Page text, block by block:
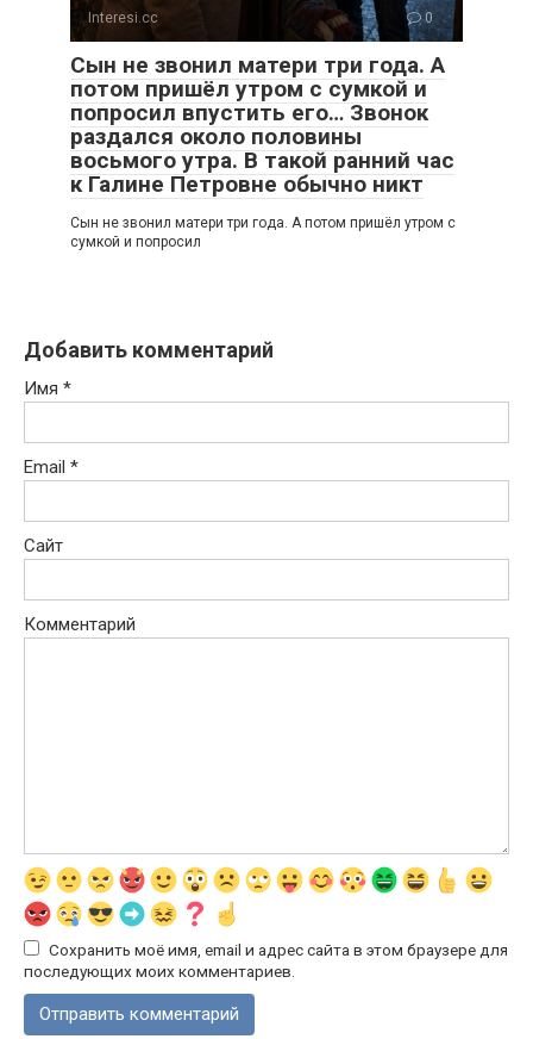
Interesi.cc 0
Сын не звонил матери три года. А
потом пришёл утром с сумкой и
попросил впустить его… Звонок
раздался около половины
восьмого утра. В такой ранний час
к Галине Петровне обычно никт
Сын не звонил матери три года. А потом пришёл утром с
сумкой и попросил
Добавить комментарий
Имя *
Email *
Сайт
Комментарий
Сохранить моё имя, email и адрес сайта в этом браузере для
последующих моих комментариев.